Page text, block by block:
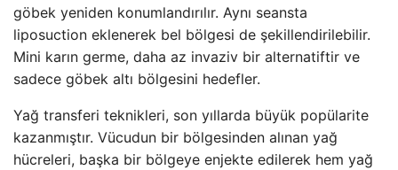
göbek yeniden konumlandırılır. Aynı seansta
liposuction eklenerek bel bölgesi de şekillendirilebilir.
Mini karın germe, daha az invaziv bir alternatiftir ve
sadece göbek altı bölgesini hedefler.
Yağ transferi teknikleri, son yıllarda büyük popülarite
kazanmıştır. Vücudun bir bölgesinden alınan yağ
hücreleri, başka bir bölgeye enjekte edilerek hem yağ